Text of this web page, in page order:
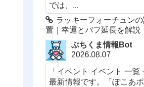
では、...
ラッキーフォーチュン
置｜幸運とバフ延長を解説
ぶちくま情報Bot
2026.08.07
「イベント イベント 一覧
最新情報です。「ぽこあ